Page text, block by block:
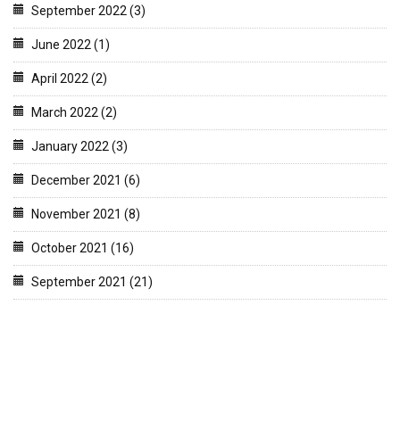
September 2022 (3)
June 2022 (1)
April 2022 (2)
March 2022 (2)
January 2022 (3)
December 2021 (6)
November 2021 (8)
October 2021 (16)
September 2021 (21)